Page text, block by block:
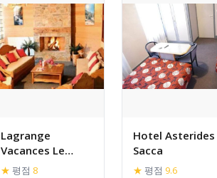
Lagrange
Vacances Le
Domaine des 100
★ 평점 8
Hotel Asterides
Sacca
★ 평점 9.6